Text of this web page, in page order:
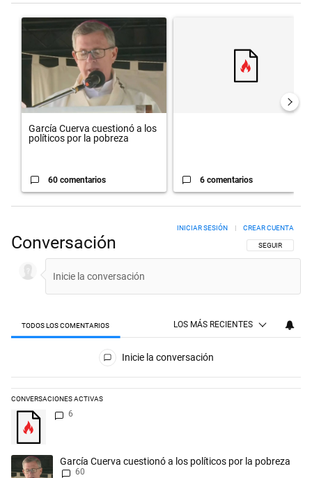
Un artículo de tendencia con el título "García Cuerva cuestionó a
García Cuerva cuestionó a los
políticos por la pobreza
60 comentarios 6 comentarios
Conversación SIGA ESTA
SEGUIR
INICIAR SESIÓN | CREAR CUENTA
TODOS LOS COMENTARIOS LOS MÁS RECIENTES
Todos los comentarios
Inicie la conversación
CONVERSACIONES ACTIVAS
Este listado muestra los artículos con más comentarios en los
Un artículo de tendencia con el título "" con 6 comentarios.
6
Un artículo de tendencia con el título "García Cuerva cuestionó a los
García Cuerva cuestionó a los políticos por la pobreza
60